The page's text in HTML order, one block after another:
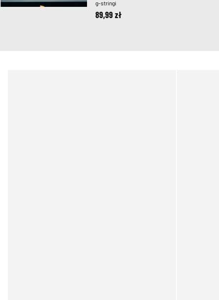
g-stringi
89,99 zł